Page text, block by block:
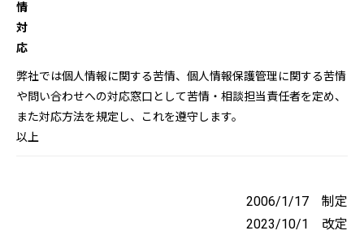
情
対
応
弊社では個人情報に関する苦情、個人情報保護管理に関する苦情
や問い合わせへの対応窓口として苦情・相談担当責任者を定め、
また対応方法を規定し、これを遵守します。
以上
2006/1/17 制定
2023/10/1 改定